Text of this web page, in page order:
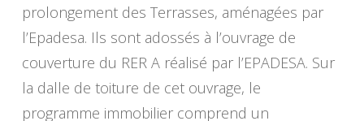
prolongement des Terrasses, aménagées par
l’Epadesa. Ils sont adossés à l’ouvrage de
couverture du RER A réalisé par l’EPADESA. Sur
la dalle de toiture de cet ouvrage, le
programme immobilier comprend un